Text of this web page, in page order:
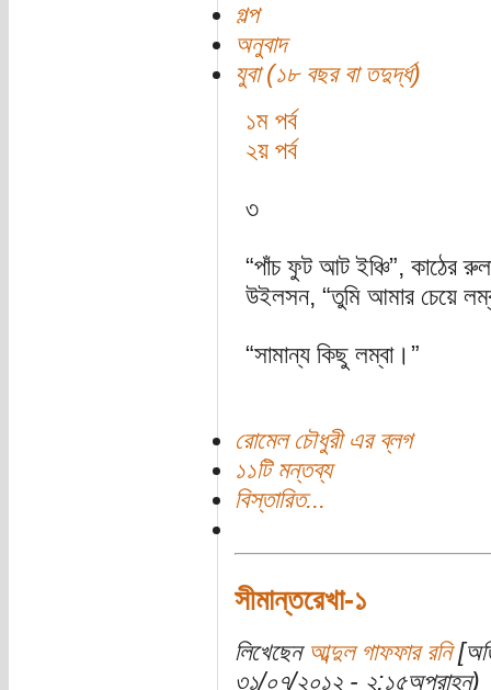
গল্প
অনুবাদ
যুবা (১৮ বছর বা তদুর্দ্ধ)
১ম পর্ব
২য় পর্ব
৩
“পাঁচ ফুট আট ইঞ্চি”, কাঠের
উইলসন, “তুমি আমার চেয়ে
“সামান্য কিছু লম্বা।”
রোমেল চৌধুরী এর ব্লগ
১১টি মন্তব্য
বিস্তারিত...
সীমান্তরেখা-১
লিখেছেন আব্দুল গাফফার রনি
৩১/০৭/২০১২ - ২:১৫অপরাহ্ন)